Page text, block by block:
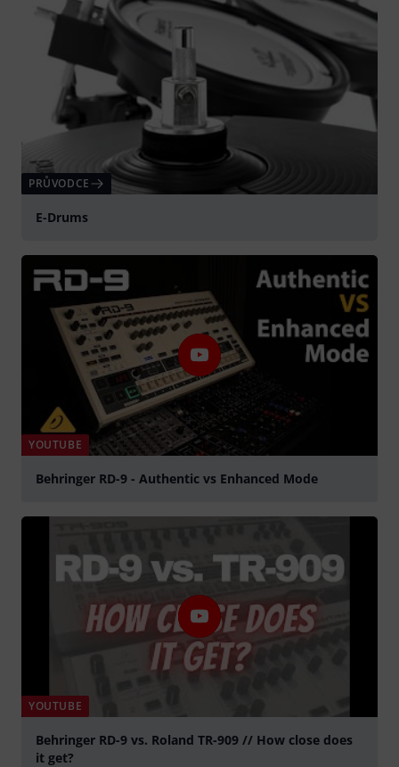
PRŮVODCE
E-Drums
YOUTUBE
Behringer RD-9 - Authentic vs Enhanced Mode
YOUTUBE
Behringer RD-9 vs. Roland TR-909 // How close does
it get?